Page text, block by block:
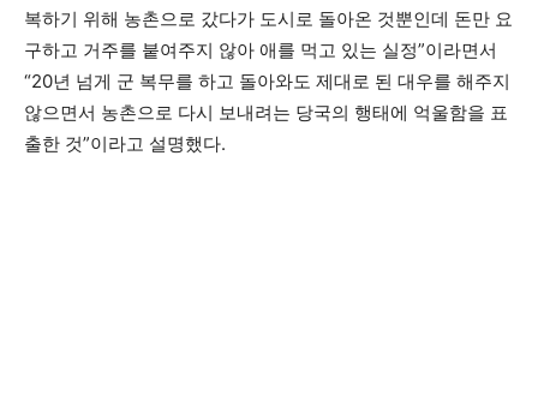
복하기 위해 농촌으로 갔다가 도시로 돌아온 것뿐인데 돈만 요
구하고 거주를 붙여주지 않아 애를 먹고 있는 실정”이라면서
“20년 넘게 군 복무를 하고 돌아와도 제대로 된 대우를 해주지
않으면서 농촌으로 다시 보내려는 당국의 행태에 억울함을 표
출한 것”이라고 설명했다.